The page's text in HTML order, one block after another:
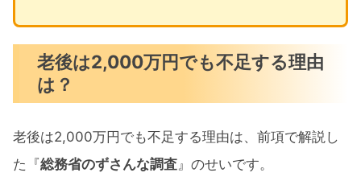
老後は2,000万円でも不足する理由
は？
老後は2,000万円でも不足する理由は、前項で解説し
た『総務省のずさんな調査 』のせいです。